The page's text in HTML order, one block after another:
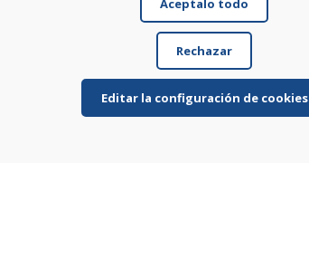
Aceptalo todo
Rechazar
Editar la configuración de cookies